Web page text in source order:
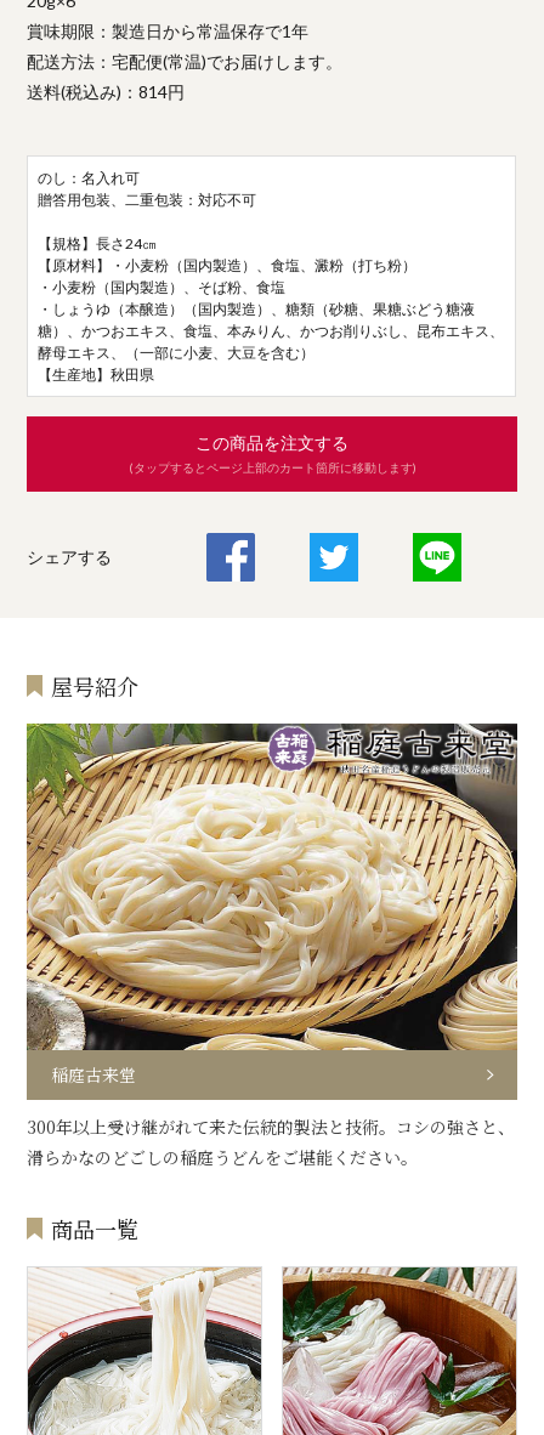
賞味期限：製造日から常温保存で1年
配送方法：宅配便(常温)でお届けします。
送料(税込み)：814円
のし：名入れ可
贈答用包装、二重包装：対応不可
【規格】長さ24㎝
【原材料】・小麦粉（国内製造）、食塩、澱粉（打ち粉）
・小麦粉（国内製造）、そば粉、食塩
・しょうゆ（本醸造）（国内製造）、糖類（砂糖、果糖ぶどう糖液
糖）、かつおエキス、食塩、本みりん、かつお削りぶし、昆布エキス、
酵母エキス、（一部に小麦、大豆を含む）
【生産地】秋田県
この商品を注文する
(タップするとページ上部のカート箇所に移動します)
シェアする
屋号紹介
稲庭古来堂
300年以上受け継がれて来た伝統的製法と技術。コシの強さと、
滑らかなのどごしの稲庭うどんをご堪能ください。
商品一覧